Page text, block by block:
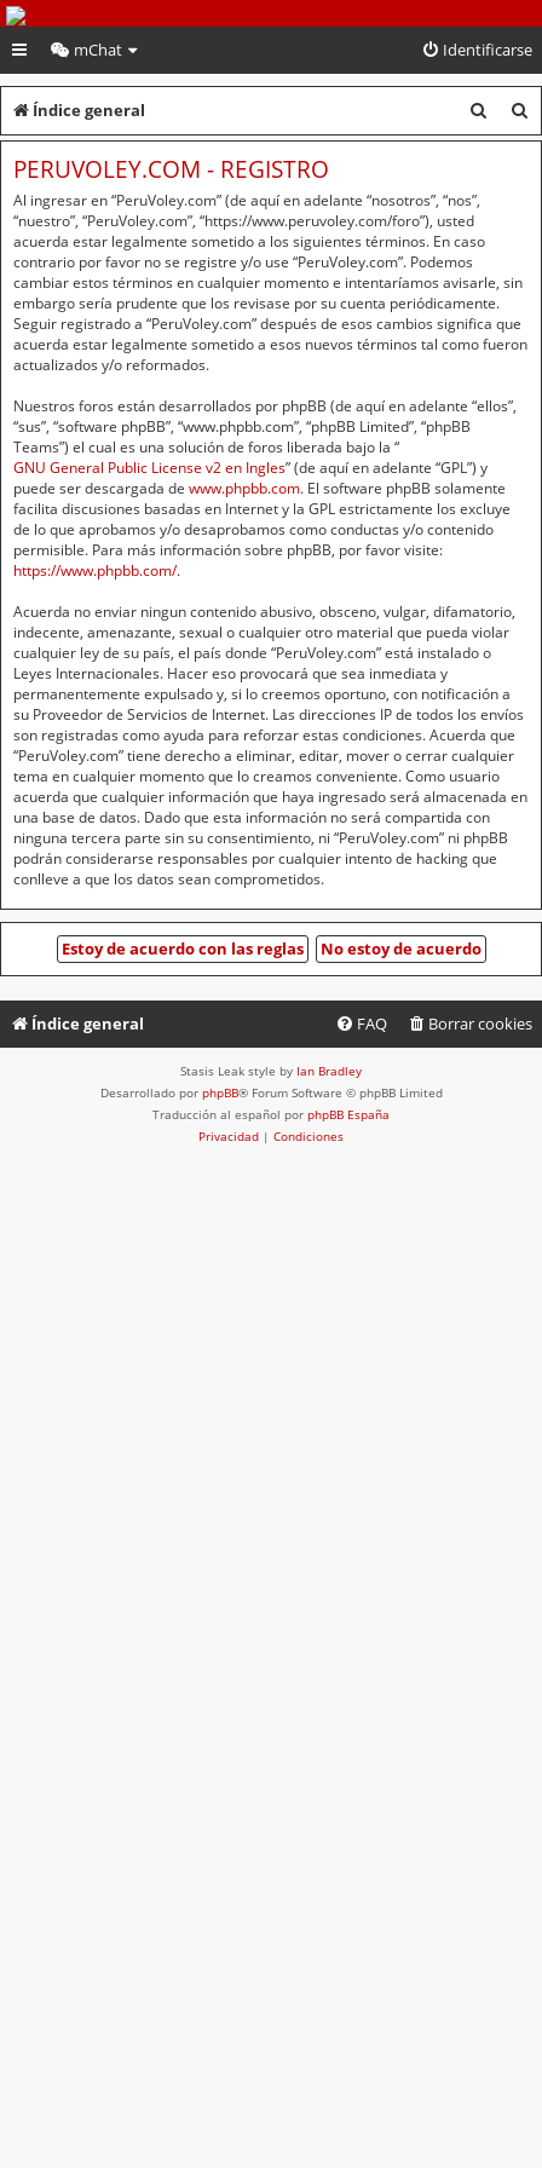
PeruVoley.com
mChat Identificarse
Índice general
u
u
r
PERUVOLEY.COM - REGISTRO
Al ingresar en “PeruVoley.com” (de aquí en adelante “nosotros”, “nos”,
“nuestro”, “PeruVoley.com”, “https://www.peruvoley.com/foro”), usted
acuerda estar legalmente sometido a los siguientes términos. En caso
contrario por favor no se registre y/o use “PeruVoley.com”. Podemos
cambiar estos términos en cualquier momento e intentaríamos avisarle, sin
embargo sería prudente que los revisase por su cuenta periódicamente.
Seguir registrado a “PeruVoley.com” después de esos cambios significa que
acuerda estar legalmente sometido a esos nuevos términos tal como fueron
actualizados y/o reformados.
Nuestros foros están desarrollados por phpBB (de aquí en adelante “ellos”,
“sus”, “software phpBB”, “www.phpbb.com”, “phpBB Limited”, “phpBB
Teams”) el cual es una solución de foros liberada bajo la “
GNU General Public License v2 en Ingles” (de aquí en adelante “GPL”) y
puede ser descargada de www.phpbb.com. El software phpBB solamente
facilita discusiones basadas en Internet y la GPL estrictamente los excluye
de lo que aprobamos y/o desaprobamos como conductas y/o contenido
permisible. Para más información sobre phpBB, por favor visite:
https://www.phpbb.com/.
Acuerda no enviar ningun contenido abusivo, obsceno, vulgar, difamatorio,
indecente, amenazante, sexual o cualquier otro material que pueda violar
cualquier ley de su país, el país donde “PeruVoley.com” está instalado o
Leyes Internacionales. Hacer eso provocará que sea inmediata y
permanentemente expulsado y, si lo creemos oportuno, con notificación a
su Proveedor de Servicios de Internet. Las direcciones IP de todos los envíos
son registradas como ayuda para reforzar estas condiciones. Acuerda que
“PeruVoley.com” tiene derecho a eliminar, editar, mover o cerrar cualquier
tema en cualquier momento que lo creamos conveniente. Como usuario
acuerda que cualquier información que haya ingresado será almacenada en
una base de datos. Dado que esta información no será compartida con
ninguna tercera parte sin su consentimiento, ni “PeruVoley.com” ni phpBB
podrán considerarse responsables por cualquier intento de hacking que
conlleve a que los datos sean comprometidos.
Índice general Borrar cookies
FAQ
Stasis Leak style by Ian Bradley
Desarrollado por phpBB® Forum Software © phpBB Limited
Traducción al español por phpBB España
Privacidad | Condiciones